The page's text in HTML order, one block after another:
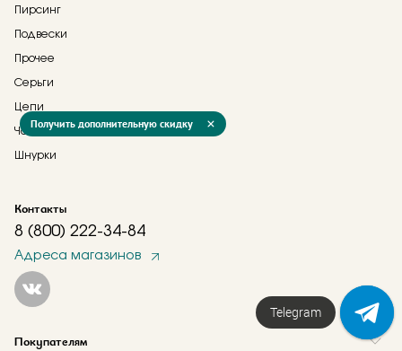
Пирсинг
Подвески
Прочее
Серьги
Цепи
Часы
Шнурки
Контакты
8 (800) 222-34-84
Адреса магазинов
Покупателям
Получить дополнительную скидку
Telegram